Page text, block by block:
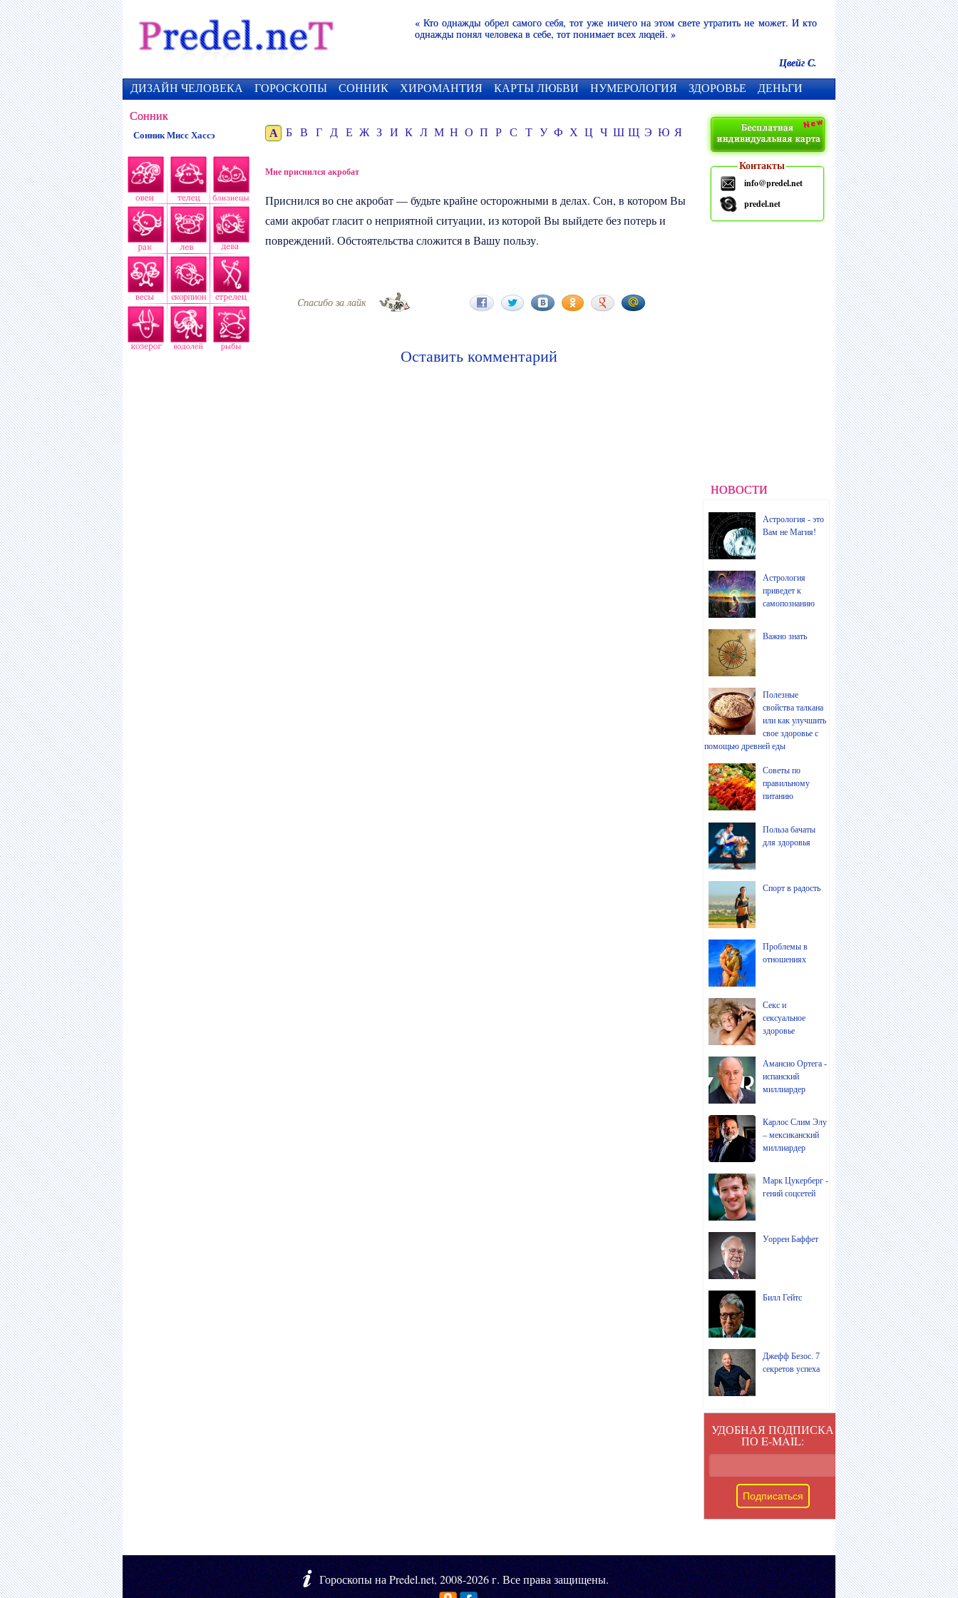
« Кто однажды обрел самого себя, тот уже ничего на этом свете утратить не может. И кто
однажды понял человека в себе, тот понимает всех людей. »
Цвейг С.
ДИЗАЙН ЧЕЛОВЕКА ГОРОСКОПЫ СОННИК ХИРОМАНТИЯ КАРТЫ ЛЮБВИ НУМЕРОЛОГИЯ ЗДОРОВЬЕ ДЕНЬГИ
Сонник
Сонник Мисс Хассэ А Б В Г Д Е Ж З И К Л М Н О П Р С Т У Ф Х Ц Ч Ш Щ Э Ю Я
Мне приснился акробат
Приснился во снеакробат— будьте крайне осторожными в делах. Сон, в котором Вы
сами акробат гласит о неприятной ситуации, из которой Вы выйдете без потерь и
повреждений. Обстоятельства сложится в Вашу пользу.
Cпасибо за лайк
Оставить комментарий
Контакты
info@predel.net
predel.net
НОВОСТИ
Астрология - это
Вам не Магия!
Астрология
приведет к
самопознанию
Важно знать
Полезные
свойства талкана
или как улучшить
свое здоровье с
помощью древней еды
Советы по
правильному
питанию
Польза бачаты
для здоровья
Спорт в радость
Проблемы в
отношениях
Секс и
сексуальное
здоровье
Амансио Ортега -
испанский
миллиардер
Карлос Слим Элу
– мексиканский
миллиардер
Марк Цукерберг -
гений соцсетей
Уоррен Баффет
Билл Гейтс
Джефф Безос. 7
секретов успеха
УДОБНАЯ ПОДПИСКА
ПО E-MAIL:
Гороскопы на Predel.net, 2008-2026 г. Все права защищены.